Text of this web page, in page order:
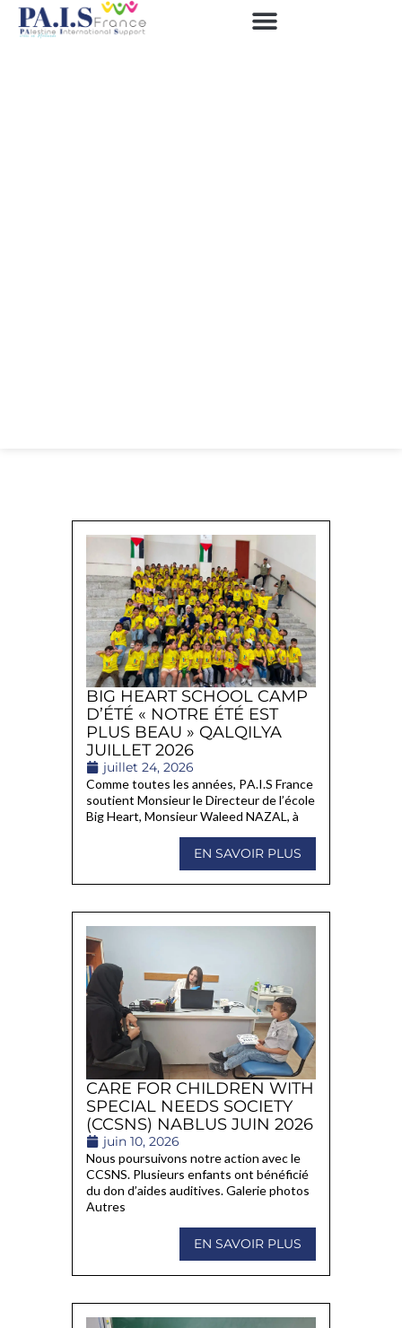
BIG HEART SCHOOL CAMP
D’ÉTÉ « NOTRE ÉTÉ EST
PLUS BEAU » QALQILYA
JUILLET 2026
juillet 24, 2026
Comme toutes les années, PA.I.S France
soutient Monsieur le Directeur de l’école
Big Heart, Monsieur Waleed NAZAL, à
EN SAVOIR PLUS
CARE FOR CHILDREN WITH
SPECIAL NEEDS SOCIETY
(CCSNS) NABLUS JUIN 2026
juin 10, 2026
Nous poursuivons notre action avec le
CCSNS. Plusieurs enfants ont bénéficié
du don d’aides auditives. Galerie photos
Autres
EN SAVOIR PLUS